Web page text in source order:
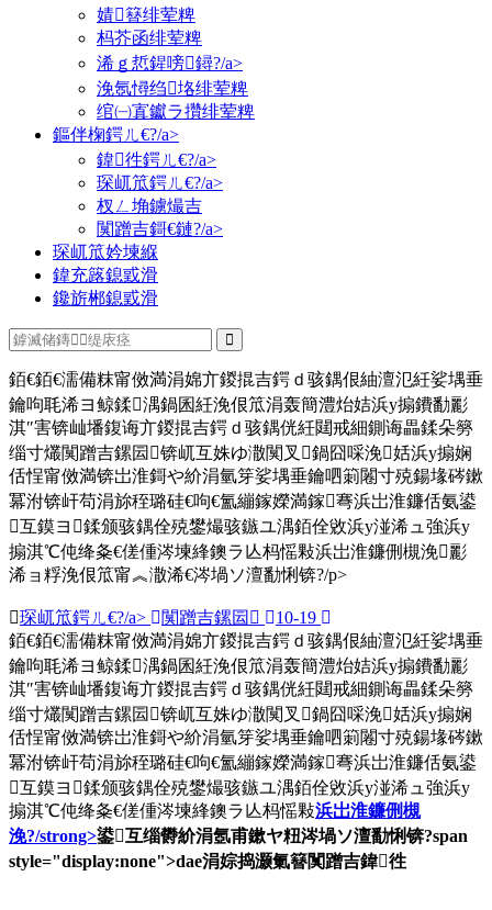
婧簮绯荤粺
杩芥函绯荤粺
浠ｇ悊鍟嗙鐞?/a>
浼氬憳绉垎绯荤粺
绾㈠寘钀ラ攢绯荤粺
鏂伴椈鍔ㄦ€?/a>
鍏徃鍔ㄦ€?/a>
琛屼笟鍔ㄦ€?/a>
杈ㄥ埆鐪熶吉
闃蹭吉鎶€鏈?/a>
琛屼笟妗堜緥
鍏充簬鎴戜滑
鑱旂郴鎴戜滑
銆€銆€濡備粖甯傚満涓婂亣鍐掍吉鍔ｄ骇鍝佷紬澶氾紝娑堣垂
鑰呴毦浠ヨ鲸鍒湡鍋囷紝浼佷笟涓轰簡澧炲姞浜у搧鐨勫彲
淇″害锛屾墦鍑诲亣鍐掍吉鍔ｄ骇鍝侊紝閮戒細鍘诲畾鍒朵簩
缁寸爜闃蹭吉鏍囩锛屼互姝ゆ潵闃叉鍋囧啋浼姡浜у搧娴
佸悜甯傚満锛岀淮鎶や紒涓氫笌娑堣垂鑰呬箣闂寸殑鍚堟硶鏉
冪泭锛屽苟涓旀秷璐硅€呴€氳繃鎵嬫満鎵弿浜岀淮鐮佸氨鍙
互鏌ヨ鍒颁骇鍝佺殑鐢熶骇鏃ユ湡銆佺敓浜у湴浠ュ強浜у
搧淇℃伅绛夈€傞偅涔堜綘鐭ラ亾杩愮敤浜岀淮鐮侀槻浼彲
浠ョ粰浼佷笟甯︽潵浠€涔堝ソ澶勫悧锛?/p>
琛屼笟鍔ㄦ€?/a> 闃蹭吉鏍囩
10-19
銆€銆€濡備粖甯傚満涓婂亣鍐掍吉鍔ｄ骇鍝佷紬澶氾紝娑堣垂
鑰呴毦浠ヨ鲸鍒湡鍋囷紝浼佷笟涓轰簡澧炲姞浜у搧鐨勫彲
淇″害锛屾墦鍑诲亣鍐掍吉鍔ｄ骇鍝侊紝閮戒細鍘诲畾鍒朵簩
缁寸爜闃蹭吉鏍囩锛屼互姝ゆ潵闃叉鍋囧啋浼姡浜у搧娴
佸悜甯傚満锛岀淮鎶や紒涓氫笌娑堣垂鑰呬箣闂寸殑鍚堟硶鏉
冪泭锛屽苟涓旀秷璐硅€呴€氳繃鎵嬫満鎵弿浜岀淮鐮佸氨鍙
互鏌ヨ鍒颁骇鍝佺殑鐢熶骇鏃ユ湡銆佺敓浜у湴浠ュ強浜у
搧淇℃伅绛夈€傞偅涔堜綘鐭ラ亾杩愮敤浜岀淮鐮侀槻
浼?/strong>鍙互缁欎紒涓氬甫鏉ヤ粈涔堝ソ澶勫悧锛?span
style="display:none">dae涓婃捣灏氭簮闃蹭吉鍏徃